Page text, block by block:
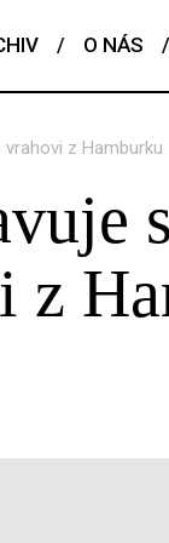
/ O NÁS /
z Hamburku
z